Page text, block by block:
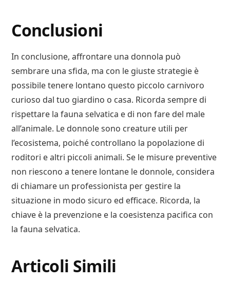
Conclusioni
In conclusione, affrontare una donnola può
sembrare una sfida, ma con le giuste strategie è
possibile tenere lontano questo piccolo carnivoro
curioso dal tuo giardino o casa. Ricorda sempre di
rispettare la fauna selvatica e di non fare del male
all’animale. Le donnole sono creature utili per
l’ecosistema, poiché controllano la popolazione di
roditori e altri piccoli animali. Se le misure preventive
non riescono a tenere lontane le donnole, considera
di chiamare un professionista per gestire la
situazione in modo sicuro ed efficace. Ricorda, la
chiave è la prevenzione e la coesistenza pacifica con
la fauna selvatica.
Articoli Simili